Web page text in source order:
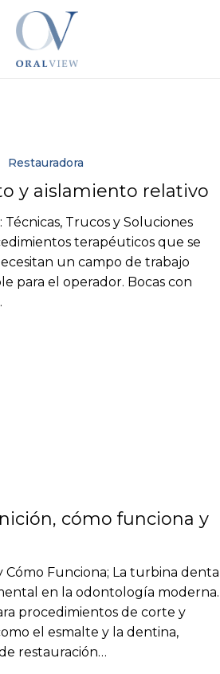
Restauradora
y aislamiento relativo
Trucos y Soluciones
terapéuticos que se
un campo de trabajo
para el operador. Bocas con
cómo funciona y
Funciona; La turbina dental
en la odontología moderna.
procedimientos de corte y
el esmalte y la dentina,
restauración…